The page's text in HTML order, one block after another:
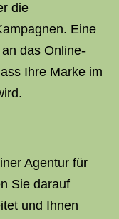
die
Eine
das Online-
Ihre Marke im
Agentur für
Sie darauf
und Ihnen